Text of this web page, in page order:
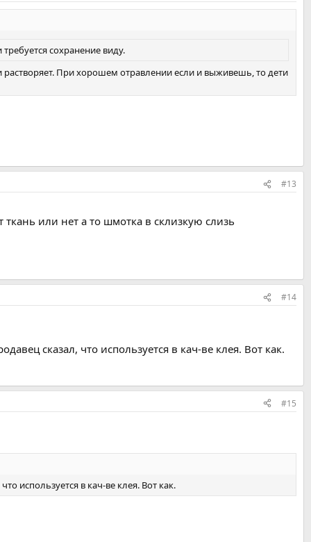
сохранение виду.
При хорошем отравлении если и выживешь, то дети
#13
или нет а то шмотка в склизкую слизь
#14
сказал, что используется в кач-ве клея. Вот как.
#15
используется в кач-ве клея. Вот как.